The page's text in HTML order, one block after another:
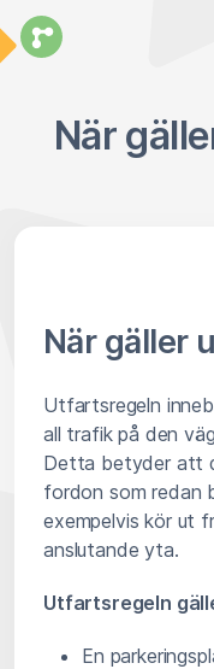
När
När gäller
Utfartsregeln
all trafik på den
Detta betyder att
fordon som redan
exempelvis kör ut
anslutande yta.
Utfartsregeln
En